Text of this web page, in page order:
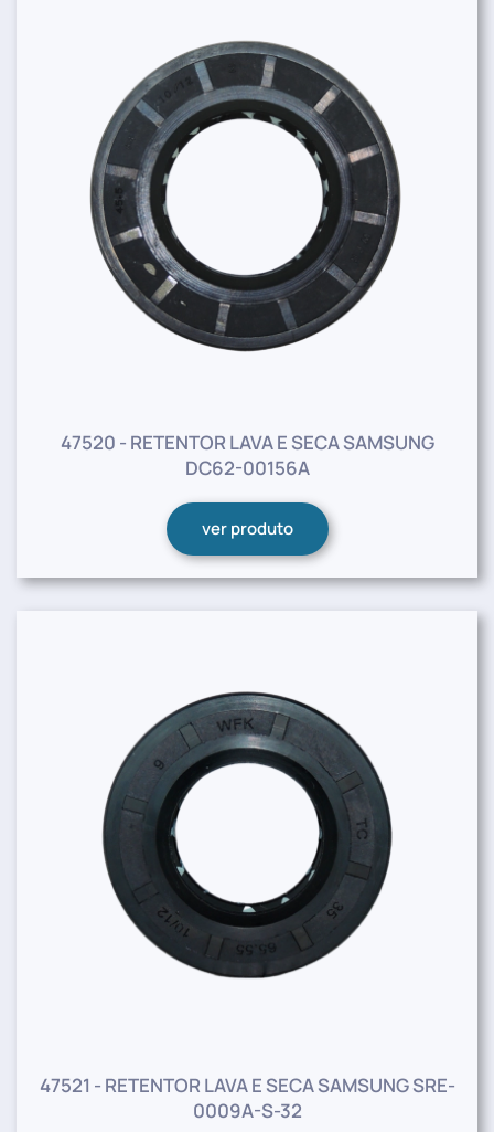
47520 - RETENTOR LAVA E SECA SAMSUNG
DC62-00156A
ver produto
47521 - RETENTOR LAVA E SECA SAMSUNG SRE-
0009A-S-32